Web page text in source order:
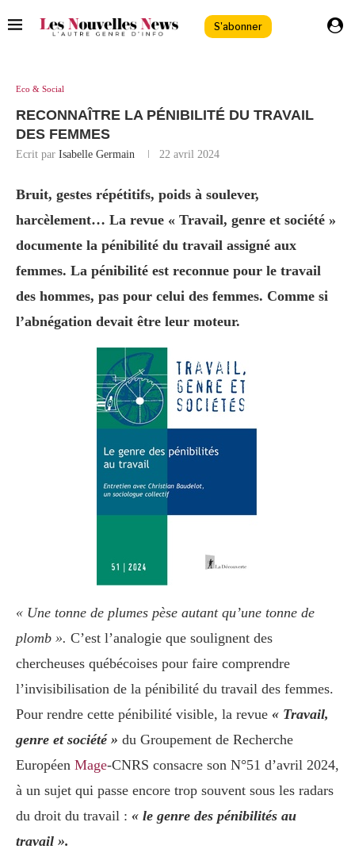
S'abonner
Eco & Social
RECONNAÎTRE LA PÉNIBILITÉ DU TRAVAIL
DES FEMMES
Ecrit par Isabelle Germain 22 avril 2024
Bruit, gestes répétitifs, poids à soulever,
harcèlement… La revue « Travail, genre et société »
documente la pénibilité du travail assigné aux
femmes. La pénibilité est reconnue pour le travail
des hommes, pas pour celui des femmes. Comme si
l’abnégation devait être leur moteur.
« Une tonne de plumes pèse autant qu’une tonne de
plomb ». C’est l’analogie que soulignent des
chercheuses québécoises pour faire comprendre
l’invisibilisation de la pénibilité du travail des femmes.
Pour rendre cette pénibilité visible, la revue « Travail,
genre et société » du Groupement de Recherche
Européen Mage-CNRS consacre son N°51 d’avril 2024,
à un sujet qui passe encore trop souvent sous les radars
du droit du travail : « le genre des pénibilités au
travail ».